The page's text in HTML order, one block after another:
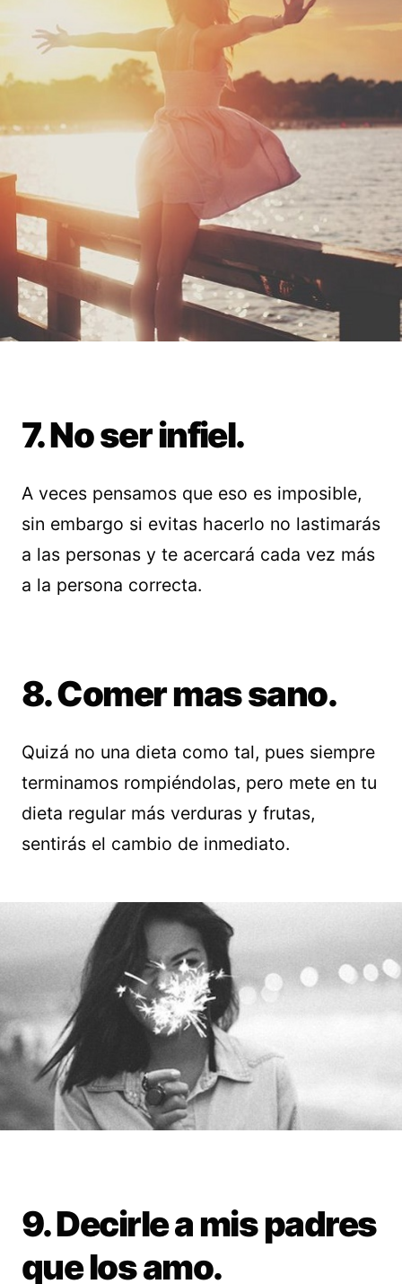
7. No ser infiel.
A veces pensamos que eso es imposible,
sin embargo si evitas hacerlo no lastimarás
a las personas y te acercará cada vez más
a la persona correcta.
8. Comer mas sano.
Quizá no una dieta como tal, pues siempre
terminamos rompiéndolas, pero mete en tu
dieta regular más verduras y frutas,
sentirás el cambio de inmediato.
9. Decirle a mis padres
que los amo.